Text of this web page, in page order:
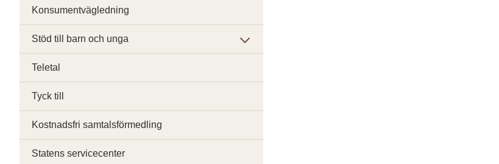
Konsumentvägledning
Stöd till barn och unga
Teletal
Tyck till
Kostnadsfri samtalsförmedling
Statens servicecenter